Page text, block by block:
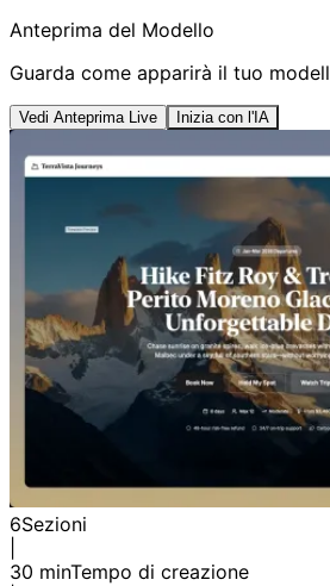
Anteprima del Modello
Guarda come apparirà il tuo
Vedi Anteprima Live Inizia con l'IA
6Sezioni
30 minTempo di creazione